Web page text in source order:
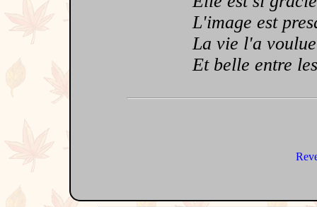
L'image est
La vie l'a voulue
Et belle entre